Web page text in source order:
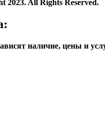
2023. All Rights Reserved.
наличие, цены и